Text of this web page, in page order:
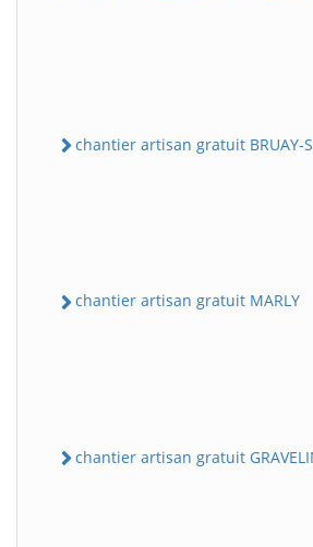
chantier artisan gratuit BRUAY-
chantier artisan gratuit MARLY
chantier artisan gratuit